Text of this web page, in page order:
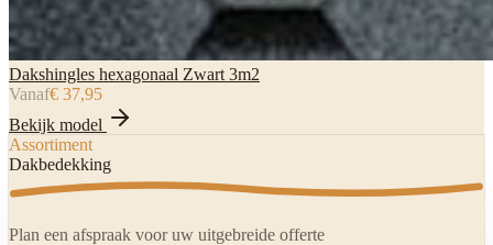
Dakshingles hexagonaal Zwart 3m2
Vanaf€ 37,95
Bekijk model
Assortiment
Dakbedekking
Plan een afspraak voor uw uitgebreide offerte